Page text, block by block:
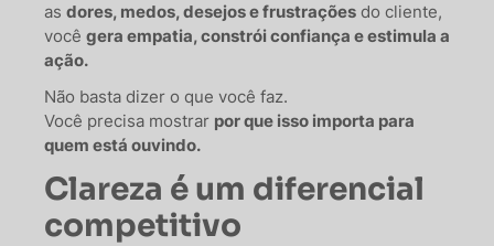
as dores, medos, desejos e frustrações do cliente,
você gera empatia, constrói confiança e estimula a
ação.
Não basta dizer o que você faz.
Você precisa mostrar por que isso importa para
quem está ouvindo.
Clareza é um diferencial
competitivo